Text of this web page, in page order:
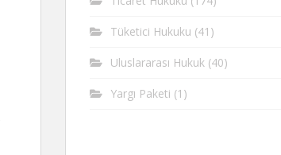
Tüketici Hukuku (41)
Uluslararası Hukuk (40)
Yargı Paketi (1)